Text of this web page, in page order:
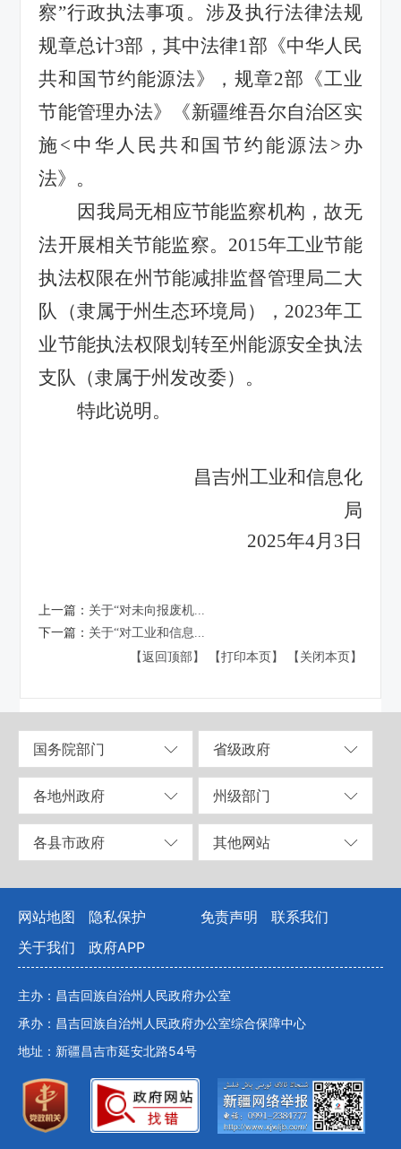
察”行政执法事项。涉及执行法律法规
规章总计3部，其中法律1部《中华人民
共和国节约能源法》，规章2部《工业
节能管理办法》《新疆维吾尔自治区实
施<中华人民共和国节约能源法>办
法》。
因我局无相应节能监察机构，故无
法开展相关节能监察。 2015年工业节能
执法权限在州节能减排监督管理局二大
队（隶属于州生态环境局），2023年工
业节能执法权限划转至州能源安全执法
支队（隶属于州发改委）。
特此说明。
昌吉州工业和信息化
局
2025年4月3日
上一篇： 关于“对未向报废机...
下一篇： 关于“对工业和信息...
【返回顶部】
【打印本页】 【关闭本页】
国务院部门 省级政府
各地州政府 州级部门
各县市政府 其他网站
网站地图 隐私保护 免责声明
联系我们
关于我们
政府APP
主办：昌吉回族自治州人民政府办公室
承办：昌吉回族自治州人民政府办公室综合保障中心
地址：新疆昌吉市延安北路54号